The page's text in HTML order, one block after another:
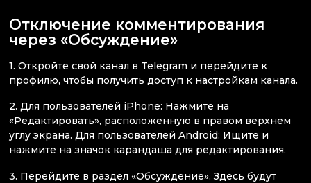
Отключение комментирования
через «Обсуждение»
1. Откройте свой канал в Telegram и перейдите к
профилю, чтобы получить доступ к настройкам канала.
2. Для пользователей iPhone: Нажмите на
«Редактировать», расположенную в правом верхнем
углу экрана. Для пользователей Android: Ищите и
нажмите на значок карандаша для редактирования.
3. Перейдите в раздел «Обсуждение». Здесь будут